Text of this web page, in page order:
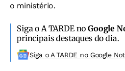
o ministério.
Siga o A TARDE noGoogle
principais destaques do dia.
Siga o A TARDE no Google